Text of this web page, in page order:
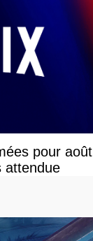
pour août
attendue